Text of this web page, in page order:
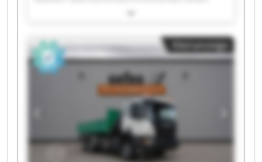
Bästlein Gebrauchtmaschinenhandel GmbH
Bästlein Gebrauchtmaschinenhandel GmbH
Bästlein Gebrauchtmaschinenhandel GmbH
Bästlein Gebrauchtmaschinenhandel GmbH
Bästlein Gebrauchtmaschinenhandel GmbH
Bästlein Gebrauchtmaschinenhandel GmbH
Bästlein Gebrauchtmaschinenhandel GmbH
Bästlein Gebrauchtmaschinenhandel GmbH
Bästlein Gebrauchtmaschinenhandel GmbH
Bästlein Gebrauchtmaschinenhandel GmbH
Bästlein Gebrauchtmaschinenhandel GmbH
Bästlein Gebrauchtmaschinenhandel GmbH
Kleinanzeige